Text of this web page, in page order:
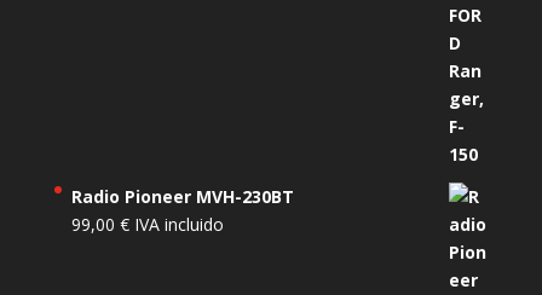
Radio Pioneer MVH-230BT
99,00 € IVA incluido